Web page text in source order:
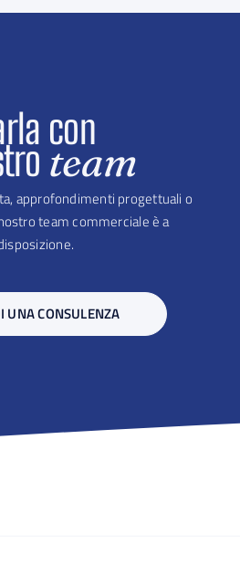
con
team
approfondimenti progettuali o
team commerciale è a
UNA CONSULENZA